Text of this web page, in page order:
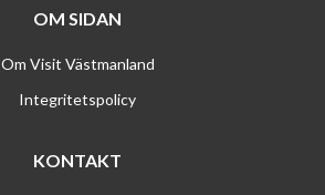
OM SIDAN
Om Visit Västmanland
Integritetspolicy
KONTAKT